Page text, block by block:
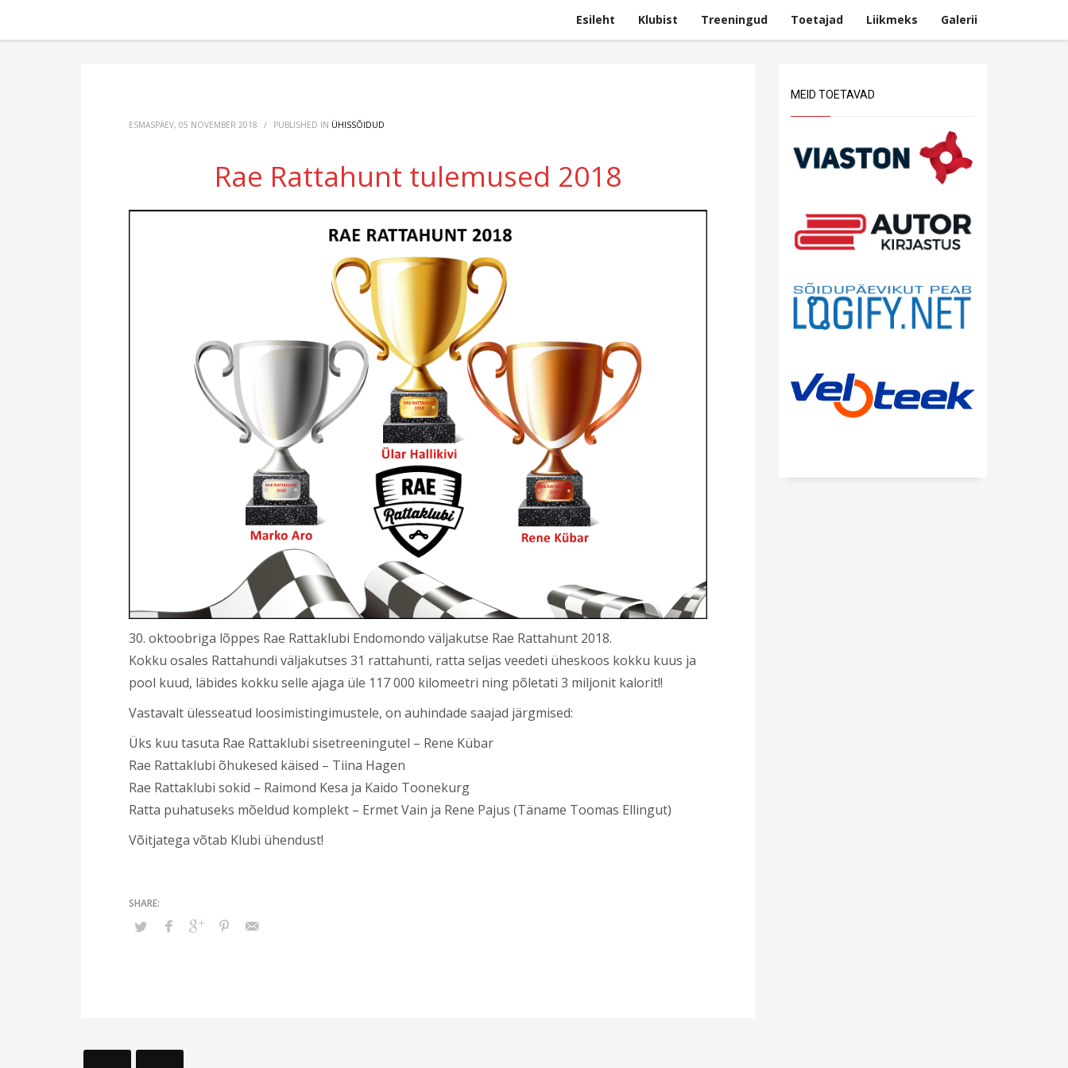
Esileht Klubist Treeningud Toetajad Liikmeks Galerii
ESMASPÄEV, 05 NOVEMBER 2018 / PUBLISHED IN ÜHISSÕIDUD
Rae Rattahunt tulemused 2018
30. oktoobriga lõppes Rae Rattaklubi Endomondo väljakutse Rae Rattahunt 2018.
Kokku osales Rattahundi väljakutses 31 rattahunti, ratta seljas veedeti üheskoos kokku kuus ja
pool kuud, läbides kokku selle ajaga üle 117 000 kilomeetri ning põletati 3 miljonit kalorit!!
Vastavalt ülesseatud loosimistingimustele, on auhindade saajad järgmised:
Üks kuu tasuta Rae Rattaklubi sisetreeningutel – Rene Kübar
Rae Rattaklubi õhukesed käised – Tiina Hagen
Rae Rattaklubi sokid – Raimond Kesa ja Kaido Toonekurg
Ratta puhatuseks mõeldud komplekt – Ermet Vain ja Rene Pajus (Täname Toomas Ellingut)
Võitjatega võtab Klubi ühendust!
MEID TOETAVAD